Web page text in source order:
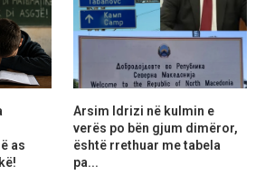
as
Arsim Idrizi në kulmin e
verës po bën gjum dimëror,
është rrethuar me tabela
pa...